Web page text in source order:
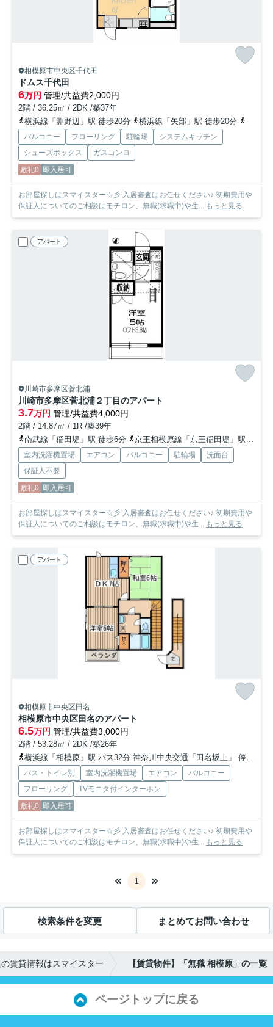
相模原市中央区千代田
ドムス千代田
6万円 管理/共益費2,000円
2階 / 36.25㎡ / 2DK /築37年
横浜線「淵野辺」駅 徒歩20分
横浜線「矢部」駅 徒歩20分
バルコニー フローリング 駐輪場
システムキッチン
シューズボックス
ガスコンロ
敷礼0 即入居可
お部屋探しはスマイスター☆彡 入居審査はお任せください♪ 初期費用や
保証人についてのご相談はモチロン、無職(求職中)や生... もっと見る
アパート
川崎市多摩区菅北浦
川崎市多摩区菅北浦２丁目のアパート
3.7万円 管理/共益費4,000円
2階 / 14.87㎡ / 1R /築39年
南武線「稲田堤」駅 徒歩6分
京王相模原線「京王稲田堤」駅 徒歩7分
室内洗濯機置場 エアコン バルコニー 駐輪場
洗面台
保証人不要
敷礼0 即入居可
お部屋探しはスマイスター☆彡 入居審査はお任せください♪ 初期費用や
保証人についてのご相談はモチロン、無職(求職中)や生... もっと見る
アパート
相模原市中央区田名
相模原市中央区田名のアパート
6.5万円 管理/共益費3,000円
2階 / 53.28㎡ / 2DK /築26年
横浜線「相模原」駅 バス32分 神奈川中央交通「田名坂上」 停歩21分
バス・トイレ別 室内洗濯機置場 エアコン
バルコニー
フローリング
TVモニタ付インターホン
敷礼0 即入居可
お部屋探しはスマイスター☆彡 入居審査はお任せください♪ 初期費用や
保証人についてのご相談はモチロン、無職(求職中)や生... もっと見る
1
検索条件を変更 まとめてお問い合わせ
賃貸情報はスマイスター 【賃貸物件】「無職 相模原」の一覧
ページトップに戻る